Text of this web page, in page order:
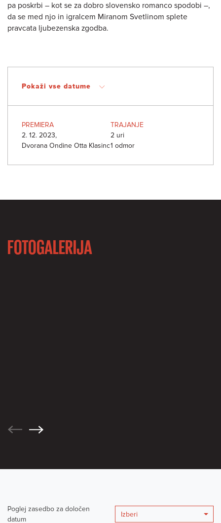
pa poskrbi – kot se za dobro slovensko romanco spodobi –,
da se med njo in igralcem Miranom Svetlinom splete
pravcata ljubezenska zgodba.
Pokaži vse datume
PREMIERA
2. 12. 2023,
Dvorana Ondine Otta Klasinc
TRAJANJE
2 uri
1 odmor
FOTOGALERIJA
Poglej zasedbo za določen
datum
Izberi